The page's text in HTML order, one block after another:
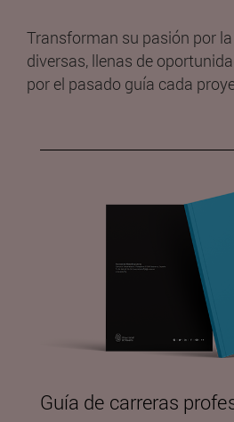
Transforman su pasión por
diversas, llenas de
por el pasado guía cada
Guía de carreras